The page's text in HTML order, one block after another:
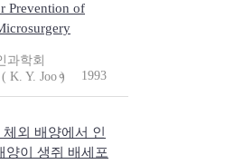
Prevention of
과학회
K. Y. Joo )
1993
외 배양에서 인
양이 생쥐 배세포